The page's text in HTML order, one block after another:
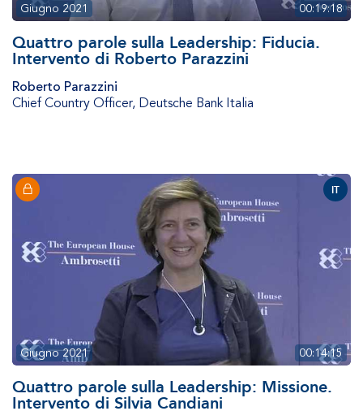
00:19:18
Giugno 2021
Quattro parole sulla Leadership: Fiducia.
Intervento di Roberto Parazzini
Roberto Parazzini
Chief Country Officer, Deutsche Bank Italia
IT
00:14:15
Giugno 2021
Quattro parole sulla Leadership: Missione.
Intervento di Silvia Candiani